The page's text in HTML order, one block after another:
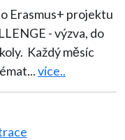
Erasmus+ projektu
- výzva, do
...více..